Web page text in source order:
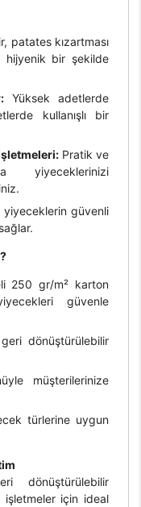
patates kızartması
hijyenik bir şekilde
Yüksek adetlerde
kullanışlı bir
Pratik ve
yiyeceklerinizi
yiyeceklerin güvenli
250 gr/m² karton
güvenle
dönüştürülebilir
müşterilerinize
türlerine uygun
dönüştürülebilir
işletmeler için ideal